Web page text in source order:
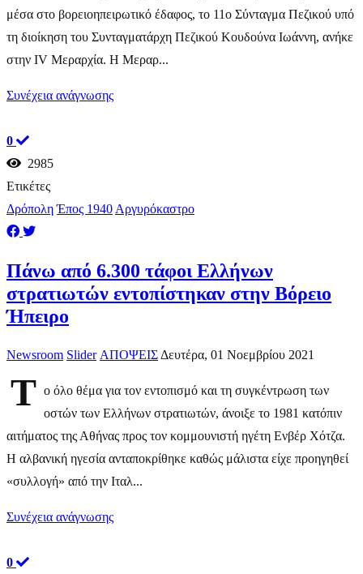
μέσα στο βορειοηπειρωτικό έδαφος, το 11ο Σύνταγμα Πεζικού υπό
τη διοίκηση του Συνταγματάρχη Πεζικού Κουδούνα Ιωάννη, ανήκε
στην IV Μεραρχία. Η Μεραρ...
Συνέχεια ανάγνωσης
0
2985
Ετικέτες
Δρόπολη Έπος 1940 Αργυρόκαστρο
Πάνω από 6.300 τάφοι Ελλήνων
στρατιωτών εντοπίστηκαν στην Βόρειο
Ήπειρο
Newsroom Slider ΑΠΟΨΕΙΣ Δευτέρα, 01 Νοεμβρίου 2021
Τ ο όλο θέμα για τον εντοπισμό και τη συγκέντρωση των
οστών των Ελλήνων στρατιωτών, άνοιξε το 1981 κατόπιν
αιτήματος της Αθήνας προς τον κομμουνιστή ηγέτη Ενβέρ Χότζα.
Η αλβανική ηγεσία ανταποκρίθηκε καθώς μάλιστα είχε προηγηθεί
«συλλογή» από την Ιταλ...
Συνέχεια ανάγνωσης
0